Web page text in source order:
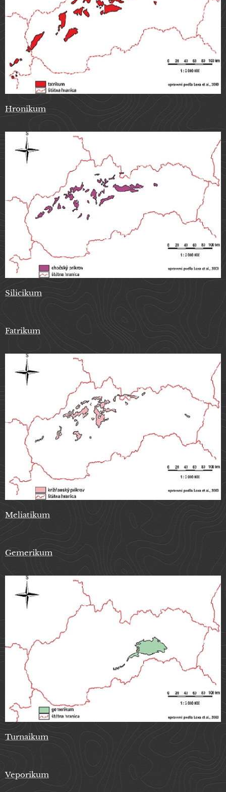
Hronikum
Silicikum
Fatrikum
Meliatikum
Gemerikum
Turnaikum
Veporikum